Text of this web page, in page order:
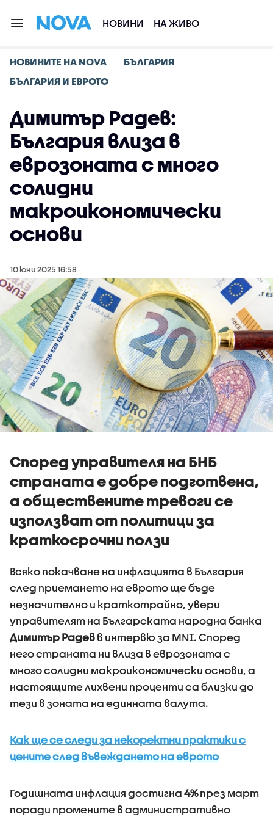
НОВИНИ НА ЖИВО
НОВИНИТЕ НА NOVA
БЪЛГАРИЯ
БЪЛГАРИЯ И ЕВРОТО
Димитър Радев:
България влиза в
еврозоната с много
солидни
макроикономически
основи
10 юни 2025 16:58
Според управителя на БНБ
страната е добре подготвена,
а обществените тревоги се
използват от политици за
краткосрочни ползи
Всяко покачване на инфлацията в България
след приемането на еврото ще бъде
незначително и краткотрайно, увери
управителят на Българската народна банка
Димитър Радев в интервю за MNI. Според
него страната ни влиза в еврозоната с
много солидни макроикономически основи, а
настоящите лихвени проценти са близки до
тези в зоната на единната валута.
Как ще се следи за некоректни практики с
цените след въвеждането на еврото
Годишната инфлация достигна 4%през март
поради промените в административно